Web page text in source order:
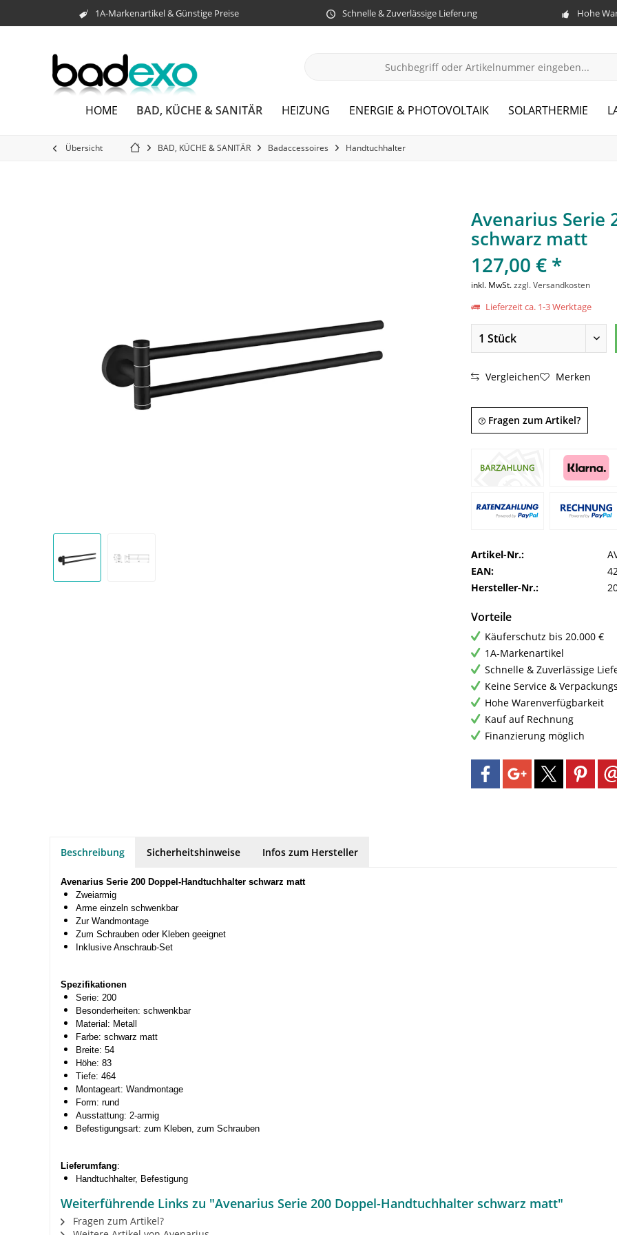
1A-Markenartikel & Günstige Preise Schnelle & Zuverlässige Lieferung Hohe
HOME BAD, KÜCHE & SANITÄR HEIZUNG ENERGIE & PHOTOVOLTAIK SOLARTHERMIE
Übersicht BAD, KÜCHE & SANITÄR Badaccessoires Handtuchhalter
Avenarius Serie
schwarz matt
127,00 € *
inkl. MwSt.zzgl. Versandkosten
Lieferzeit ca. 1-3 Werktage
Vergleichen Merken
Fragen zum Artikel?
Artikel-Nr.:
EAN:
Hersteller-Nr.:
Vorteile
Käuferschutz bis 20.000 €
1A-Markenartikel
Schnelle & Zuverlässige
Keine Service &
Hohe Warenverfügbarkeit
Kauf auf Rechnung
Finanzierung möglich
Beschreibung Sicherheitshinweise Infos zum Hersteller
Avenarius Serie 200 Doppel-Handtuchhalter schwarz matt
Zweiarmig
Arme einzeln schwenkbar
Zur Wandmontage
Zum Schrauben oder Kleben geeignet
Inklusive Anschraub-Set
Spezifikationen
Serie: 200
Besonderheiten: schwenkbar
Material: Metall
Farbe: schwarz matt
Breite: 54
Höhe: 83
Tiefe: 464
Montageart: Wandmontage
Form: rund
Ausstattung: 2-armig
Befestigungsart: zum Kleben, zum Schrauben
Lieferumfang:
Handtuchhalter, Befestigung
Weiterführende Links zu "Avenarius Serie 200 Doppel-Handtuchhalter schwarz matt"
Fragen zum Artikel?